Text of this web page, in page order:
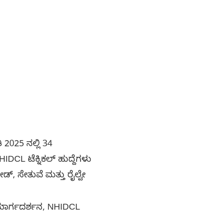
ನಲ್ಲಿ 34
ಟೆಕ್ನಿಕಲ್ ಹುದ್ದೆಗಳು
ಮತ್ತು ರೈಲ್ವೇ
NHIDCL